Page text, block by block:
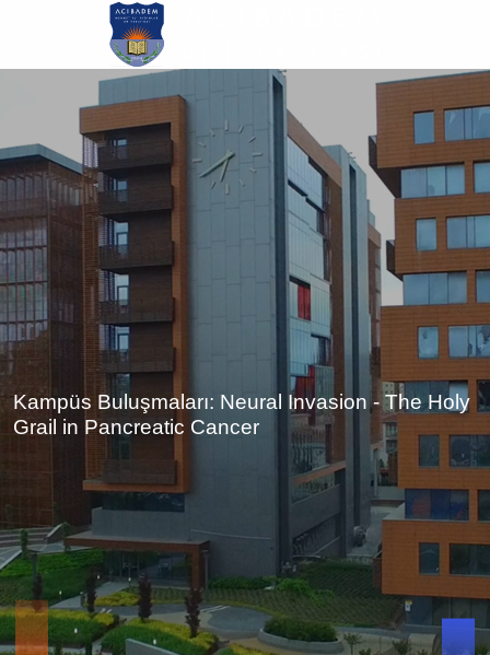
atla
Kampüs Buluşmaları: Neural Invasion - The Holy
Grail in Pancreatic Cancer